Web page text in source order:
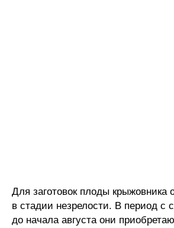
Для заготовок плоды крыжовника
в стадии незрелости. В период с
до начала августа они